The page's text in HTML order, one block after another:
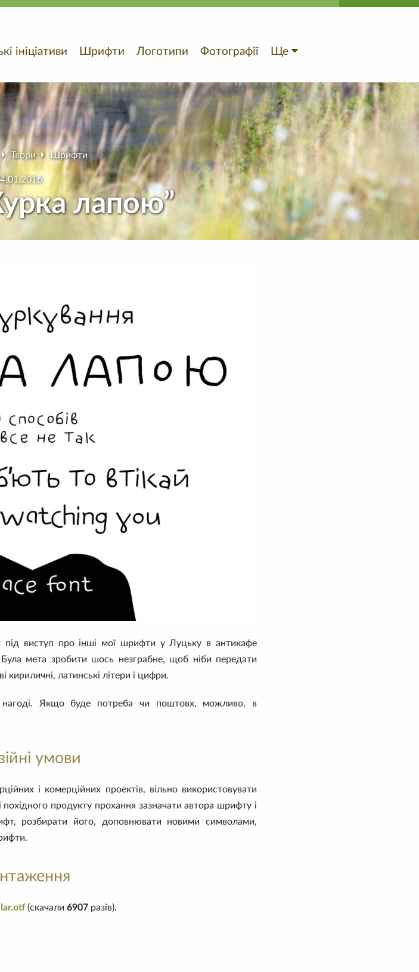
ініціативи Шрифти Логотипи Фотографії Ще
Твори Шрифти
лапою”
під виступ про інші мої шрифти у Луцьку в антикафе
Була мета зробити шось незграбне, щоб ніби передати
кириличні, латинські літери і цифри.
Якщо буде потреба чи поштовх, можливо, в
умови
і комерційних проектів, вільно використовувати
похідного продукту прохання зазначати автора шрифту і
розбирати його, доповнювати новими символами,
(скачали 6907 разів).